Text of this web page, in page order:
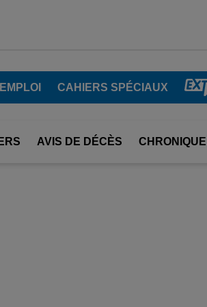
CAHIERS SPÉCIAUX
AVIS DE DÉCÈS CHRONIQUE